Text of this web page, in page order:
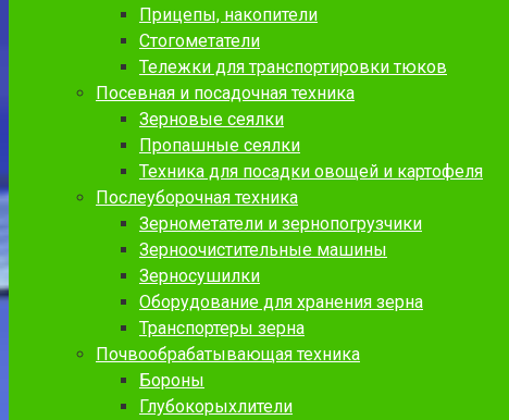
Прицепы, накопители
Стогометатели
Тележки для транспортировки тюков
Посевная и посадочная техника
Зерновые сеялки
Пропашные сеялки
Техника для посадки овощей и картофеля
Послеуборочная техника
Зернометатели и зернопогрузчики
Зерноочистительные машины
Зерносушилки
Оборудование для хранения зерна
Транспортеры зерна
Почвообрабатывающая техника
Бороны
Глубокорыхлители